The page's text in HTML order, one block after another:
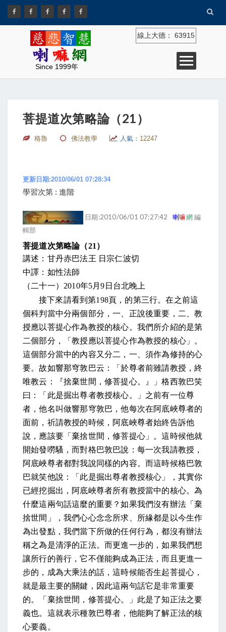
Since 1999年
線上大德： 63915
菩提道次第略論（21）
格魯 佛法教學 人氣： 12247
更新日期:2010/06/01 07:28:34
學習次第 : 進階
日期:2010/06/01 07:27:42喇嘛網編
輯部
菩提道次第略論（21 ）
講述：甘丹赤巴法王 日宗仁波切
中譯：如性法師
（二十一） 2010年5月9 日 台北晚上
接下來請看到第198頁，的第三行。在之前這
個科判當中分兩個部分，一、正說後重要，二、教
授應以菩提心作為教授的核心。我們所介紹的是第
二個部分，「教授應以菩提心作為教授的核心」。
這個部分當中的內容又分二，一、須作為修持的心
要。故如響那穹敦巴云：「於尊者前雖請教授，終
唯教云：『捨棄世間，修菩提心。』」格西敦巴笑
曰：「此是掘出尊者教授核心。」之前有一位尊
者，他名叫做響那穹敦巴，他每次在阿底峽尊者的
面前，祈請教授的時候，阿底峽尊者始終告訴他
說，應該要「棄捨世間，修菩提心」。這時候他就
開始發嘮騷，而對格巴敦巴說：每一次我請教授，
阿底峽尊者都對我說同樣的內容。而這時候格巴敦
巴就笑他說：「此是掘出尊者教授核心」，其實你
已經挖掘出，阿底峽尊者所有教授當中的核心。為
什麼這兩句話這麼的重要？如果我們沒有辦法「棄
捨世間」，我們心心念念所求、所緣都是以今生作
為出發點，我們當下所做的任何行為，都沒有辦法
稱之為是清淨的正法。而更進一步的，如果我們想
讓所行的善行，它不僅能夠成為正法，而且更進一
步的，成為大乘法的話，這時候能否生起菩提心，
就是最主要的關鍵，因此這兩句話它是非常重要
的。「棄捨世間，修菩提心。」 此是了知正法之要
義也。 這就表示種敦巴尊者，他能夠了解正法的核
心要義。